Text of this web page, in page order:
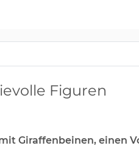
Figuren
Giraffenbeinen, einen